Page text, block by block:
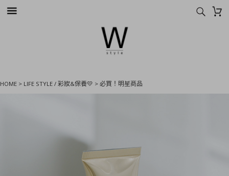
HOME > LIFE STYLE / 彩妝&保養💛 >必買！明星商品